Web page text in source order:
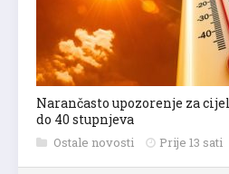
Narančasto upozorenje za
do 40 stupnjeva
Ostale novosti Prije 13 sati